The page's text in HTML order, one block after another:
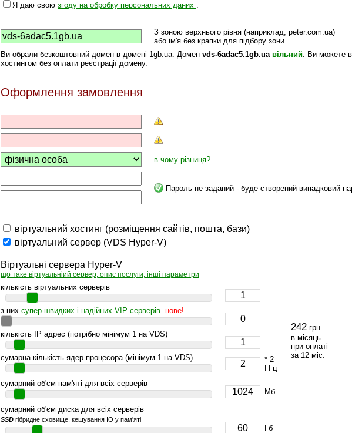
Я даю свою згоду на обробку персональних даних .
З зоною верхнього рівня (наприклад, peter.com.ua)
або ім'я без крапки для підбору зони
Ви обрали безкоштовний домен в домені 1gb.ua. Домен vds-6adac5.1gb.ua вільний. Ви можете
хостингом без оплати реєстрації домену.
Оформлення замовлення
в чому різниця?
Пароль не заданий - буде створений випадковий
віртуальний хостинг (розміщення сайтів, пошта, бази)
віртуальний сервер (VDS Hyper-V)
Віртуальні сервера Hyper-V
що таке віртуальніий сервер, опис послуги, інші параметри
242 грн.
в місяць
при оплаті
за 12 міс.
кількість віртуальних серверів
з них супер-швидких і надійних VIP серверів нове!
кількість IP адрес (потрібно мінімум 1 на VDS)
сумарна кількість ядер процесора (мінімум 1 на VDS)
* 2
ГГц
сумарний об'єм пам'яті для всіх серверів
Мб
сумарний об'єм диска для всіх серверів
SSD гібридне сховище, кешування IO у пам'яті
Гб